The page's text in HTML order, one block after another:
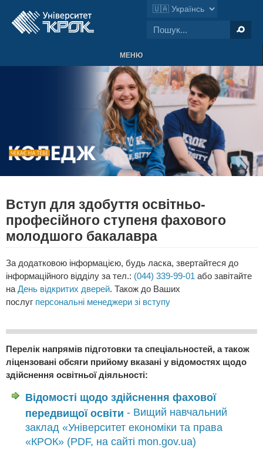
МЕНЮ
Вступ для здобуття освітньо-
професійного ступеня фахового
молодшого бакалавра
За додатковою інформацією, будь ласка, звертайтеся до
інформаційного відділу за тел.: (044) 339-99-01 або завітайте
на День відкритих дверей. Також до Ваших
послуг персональні менеджери зі вступу
Перелік напрямів підготовки та спеціальностей, а також
ліцензовані обсяги прийому вказані у відомостях щодо
здійснення освітньої діяльності:
Відомості щодо здійснення фахової
передвищої освіти - Вищий навчальний
заклад «Університет економіки та права
«КРОК» (PDF, на сайті mon.gov.ua)